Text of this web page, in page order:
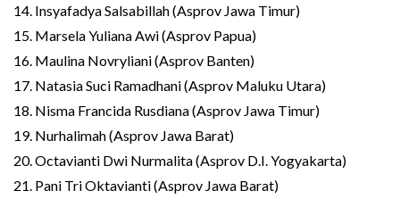
14. Insyafadya Salsabillah (Asprov Jawa Timur)
15. Marsela Yuliana Awi (Asprov Papua)
16. Maulina Novryliani (Asprov Banten)
17. Natasia Suci Ramadhani (Asprov Maluku Utara)
18. Nisma Francida Rusdiana (Asprov Jawa Timur)
19. Nurhalimah (Asprov Jawa Barat)
20. Octavianti Dwi Nurmalita (Asprov D.I. Yogyakarta)
21. Pani Tri Oktavianti (Asprov Jawa Barat)